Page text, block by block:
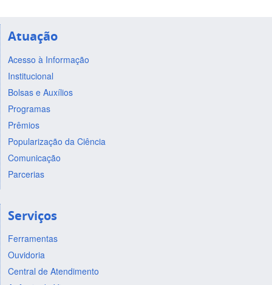
Atuação
Acesso à Informação
Institucional
Bolsas e Auxílios
Programas
Prêmios
Popularização da Ciência
Comunicação
Parcerias
Serviços
Ferramentas
Ouvidoria
Central de Atendimento